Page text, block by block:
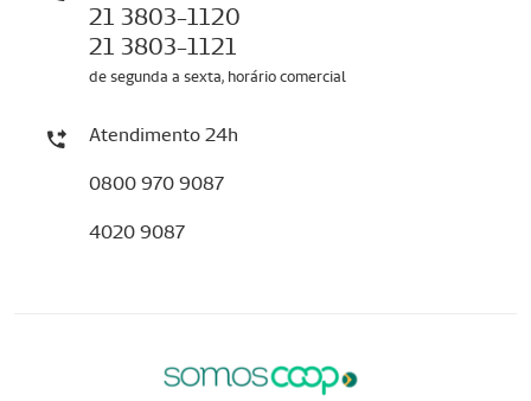
21 3803-1120
21 3803-1121
de segunda a sexta, horário comercial
Atendimento 24h
0800 970 9087
4020 9087